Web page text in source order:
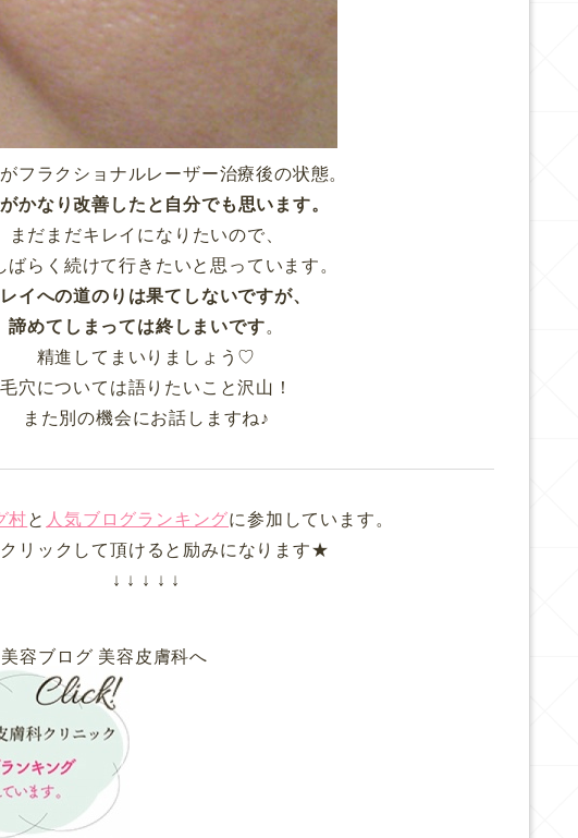
フラクショナルレーザー治療後の状態。
かなり改善したと自分でも思います。
まだまだキレイになりたいので、
ばらく続けて行きたいと思っています。
イへの道のりは果てしないですが、
諦めてしまっては終しまいです。
精進してまいりましょう♡
毛穴については語りたいこと沢山！
また別の機会にお話しますね♪
村と 人気ブログランキングに参加しています。
クリックして頂けると励みになります★
↓ ↓ ↓ ↓ ↓